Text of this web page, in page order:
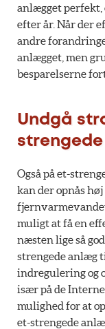
anlægget perfekt,
efter år. Når der
andre
anlægget, men
besparelserne
Undgå
Også på et-
kan der opnås
muligt at få en
næsten lige så
strengede anlæg
indregulering og
især på de
mulighed for at
et-strengede